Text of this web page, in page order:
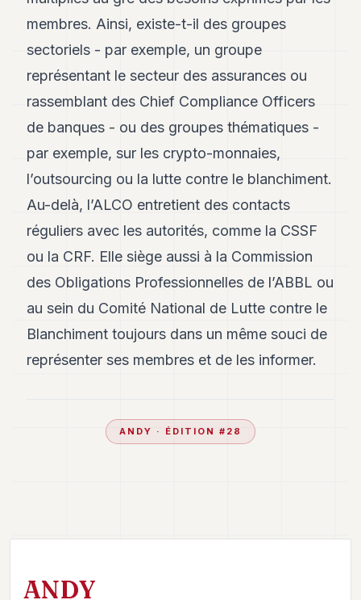
membres. Ainsi, existe-t-il des groupes
sectoriels - par exemple, un groupe
représentant le secteur des assurances ou
rassemblant des Chief Compliance Officers
de banques - ou des groupes thématiques -
par exemple, sur les crypto-monnaies,
l’outsourcing ou la lutte contre le blanchiment.
Au-delà, l’ALCO entretient des contacts
réguliers avec les autorités, comme la CSSF
ou la CRF. Elle siège aussi à la Commission
des Obligations Professionnelles de l’ABBL ou
au sein du Comité National de Lutte contre le
Blanchiment toujours dans un même souci de
représenter ses membres et de les informer.
ANDY · ÉDITION # 28
ANDY